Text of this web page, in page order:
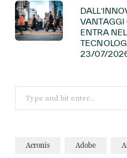
VANTAGGI
ENTRA
23/07/
for:
Acronis Adobe